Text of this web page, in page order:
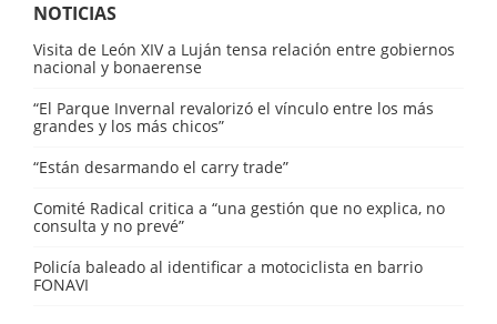
NOTICIAS
Visita de León XIV a Luján tensa relación entre gobiernos
nacional y bonaerense
“El Parque Invernal revalorizó el vínculo entre los más
grandes y los más chicos”
“Están desarmando el carry trade”
Comité Radical critica a “una gestión que no explica, no
consulta y no prevé”
Policía baleado al identificar a motociclista en barrio
FONAVI